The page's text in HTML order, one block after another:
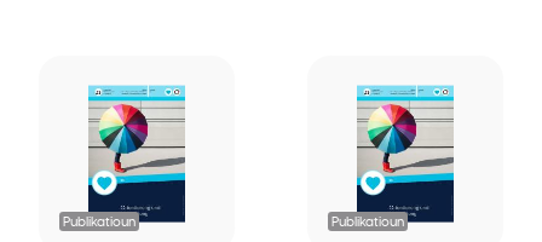
Publikatioun Publikatioun